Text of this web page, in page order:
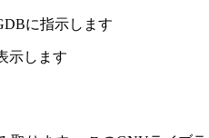
に指示します
示します